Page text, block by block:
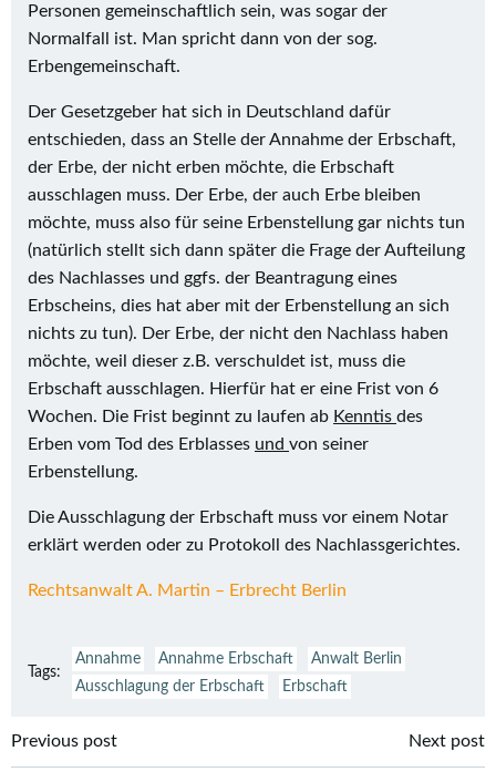
Personen gemeinschaftlich sein, was sogar der
Normalfall ist. Man spricht dann von der sog.
Erbengemeinschaft.
Der Gesetzgeber hat sich in Deutschland dafür
entschieden, dass an Stelle der Annahme der Erbschaft,
der Erbe, der nicht erben möchte, die Erbschaft
ausschlagen muss. Der Erbe, der auch Erbe bleiben
möchte, muss also für seine Erbenstellung gar nichts tun
(natürlich stellt sich dann später die Frage der Aufteilung
des Nachlasses und ggfs. der Beantragung eines
Erbscheins, dies hat aber mit der Erbenstellung an sich
nichts zu tun). Der Erbe, der nicht den Nachlass haben
möchte, weil dieser z.B. verschuldet ist, muss die
Erbschaft ausschlagen. Hierfür hat er eine Frist von 6
Wochen. Die Frist beginnt zu laufen ab Kenntis des
Erben vom Tod des Erblasses und von seiner
Erbenstellung.
Die Ausschlagung der Erbschaft muss vor einem Notar
erklärt werden oder zu Protokoll des Nachlassgerichtes.
Rechtsanwalt A. Martin – Erbrecht Berlin
Tags:
Annahme Annahme Erbschaft
Anwalt Berlin
Ausschlagung der Erbschaft
Erbschaft
Beitragsnavigation
Previous post Next post